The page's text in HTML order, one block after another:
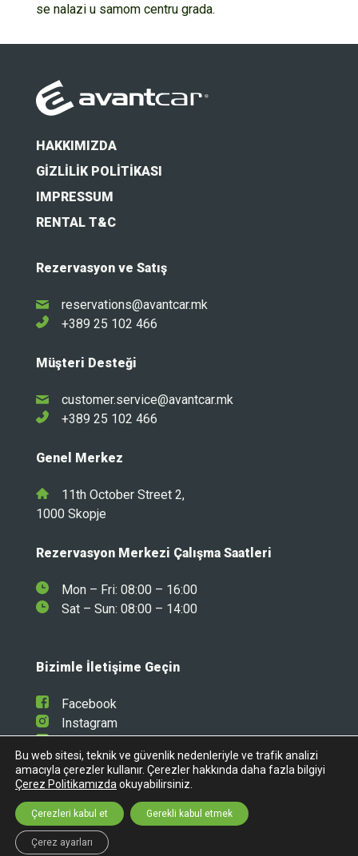
se nalazi u samom centru grada.
HAKKIMIZDA
GIZLILIK POLITIKASI
IMPRESSUM
RENTAL T&C
Rezervasyon ve Satış
reservations@avantcar.mk
+389 25 102 466
Müşteri Desteği
customer.service@avantcar.mk
+389 25 102 466
Genel Merkez
11th October Street 2,
1000 Skopje
Rezervasyon Merkezi Çalışma Saatleri
Mon – Fri: 08:00 – 16:00
Sat – Sun: 08:00 – 14:00
Bizimle İletişime Geçin
Facebook
Instagram
© 2026 Avant Car |
Bu web sitesi, teknik ve güvenlik nedenleriyle ve trafik analizi
amacıyla çerezler kullanır. Çerezler hakkında daha fazla bilgiyi
Çerez Politikamızda okuyabilirsiniz.
Çerezleri kabul et Gerekli kabul etmek
Çerez ayarları